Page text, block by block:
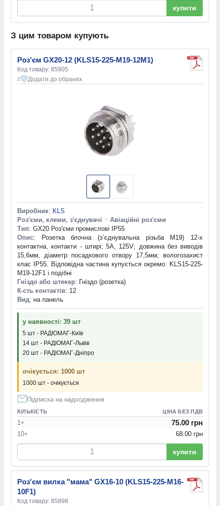
купити
З цим товаром купують
Роз'єм GX20-12 (KLS15-225-M19-12M1)
Код товару: 85905
2 Додати до обраних
Виробник: KLS
Роз'єми, клеми, з'єднувачі > Авіаційні роз'єми
Тип: GX20 Роз'єми промислові IP55
Опис: Розетка блочна (з’єднувальна різьба М19) 12-х
контактна, контакти - штирі; 5А, 125V; довжина без виводів
15,6мм, діаметр посадкового отвору 17,5мм; вологозахист
клас IP55. Відповідна частина купується окремо: KLS15-225-
M19-12F1 і подібні
Гніздо або штекер: Гніздо (розетка)
К-сть контактів: 12
Вид: на панель
у наявності: 39 шт
5 шт - РАДІОМАГ-Київ
14 шт - РАДІОМАГ-Львів
20 шт - РАДІОМАГ-Дніпро
очікується: 1000 шт
1000 шт - очікується
Підписка на надходження
КІЛЬКІСТЬ ЦІНА БЕЗ ПДВ
1+ 75.00 грн
10+ 68.00 грн
купити
Роз'єм вилка "мама" GX16-10 (KLS15-225-M16-
10F1)
Код товару: 85898